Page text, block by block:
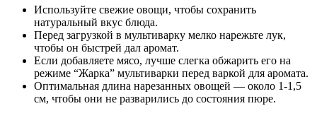
Используйте свежие овощи, чтобы сохранить
натуральный вкус блюда.
Перед загрузкой в мультиварку мелко нарежьте лук,
чтобы он быстрей дал аромат.
Если добавляете мясо, лучше слегка обжарить его на
режиме “Жарка” мультиварки перед варкой для аромата.
Оптимальная длина нарезанных овощей — около 1-1,5
см, чтобы они не разварились до состояния пюре.